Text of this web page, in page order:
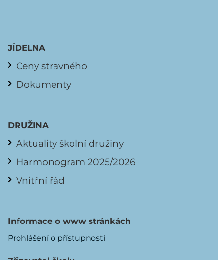
JÍDELNA
Ceny stravného
Dokumenty
DRUŽINA
Aktuality školní družiny
Harmonogram 2025/2026
Vnitřní řád
Informace o www stránkách
Prohlášení o přístupnosti